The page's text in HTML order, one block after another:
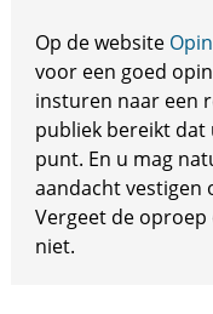
Op de website
voor een goed
insturen naar een
publiek bereikt dat
punt. En u mag
aandacht vestigen
Vergeet de
niet.